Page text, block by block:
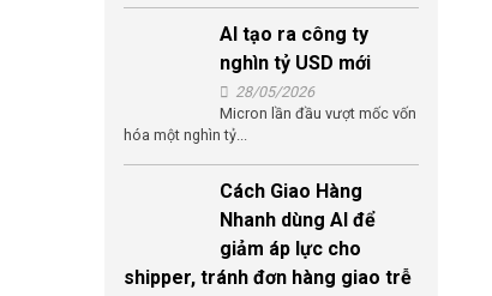
AI tạo ra công ty
nghìn tỷ USD mới
28/05/2026
Micron lần đầu vượt mốc vốn
hóa một nghìn tỷ...
Cách Giao Hàng
Nhanh dùng AI để
giảm áp lực cho
shipper, tránh đơn hàng giao trễ